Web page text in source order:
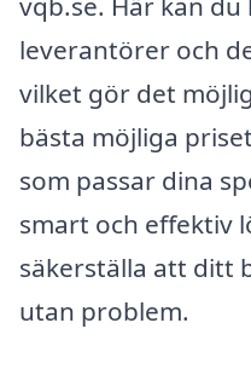
leverantörer och
vilket gör det
bästa möjliga
som passar dina
smart och effektiv
säkerställa att ditt
utan problem.